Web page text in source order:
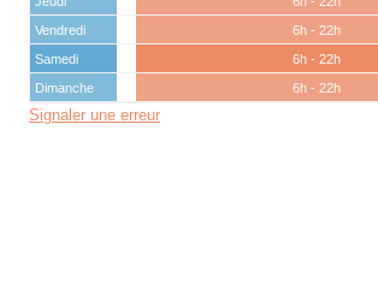
Vendredi
6h - 22h
Samedi
6h - 22h
Dimanche
6h - 22h
Signaler une erreur